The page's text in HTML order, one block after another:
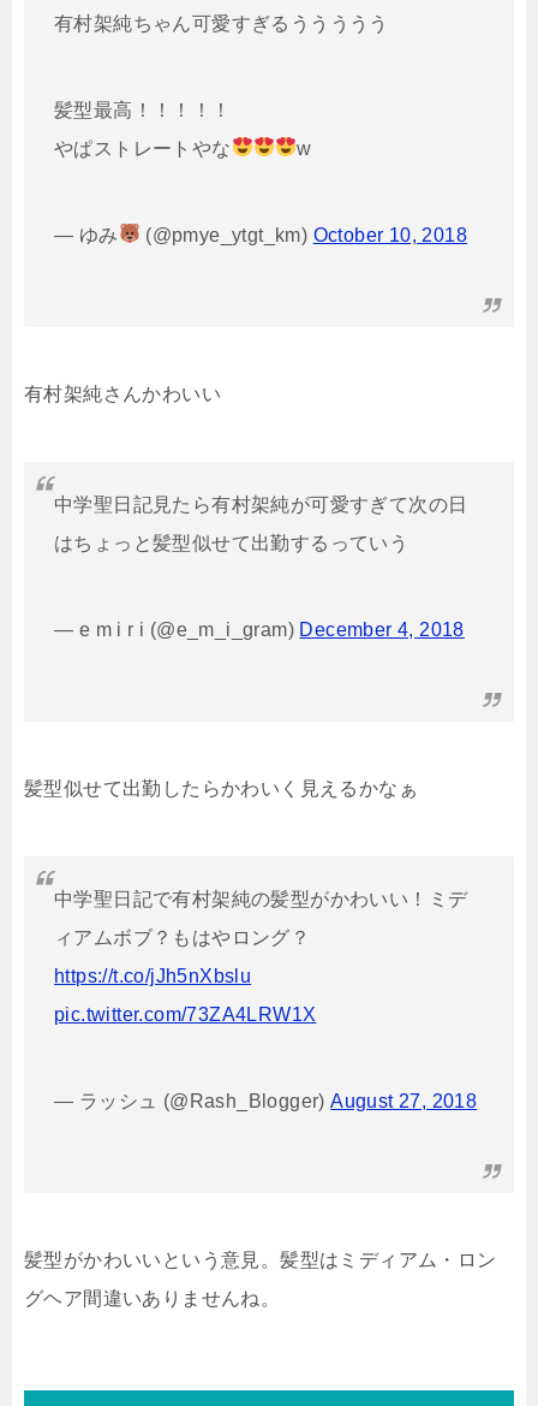
有村架純ちゃん可愛すぎるううううう
髪型最高！！！！！
やぱストレートやな
w
— ゆみ (@pmye_ytgt_km) October 10, 2018
有村架純さんかわいい
中学聖日記見たら有村架純が可愛すぎて次の日
はちょっと髪型似せて出勤するっていう
— e m i r i (@e_m_i_gram) December 4, 2018
髪型似せて出勤したらかわいく見えるかなぁ
中学聖日記で有村架純の髪型がかわいい！ミデ
ィアムボブ？もはやロング？
https://t.co/jJh5nXbslu
pic.twitter.com/73ZA4LRW1X
— ラッシュ (@Rash_Blogger)August 27, 2018
髪型がかわいいという意見。髪型はミディアム・ロン
グヘア間違いありませんね。